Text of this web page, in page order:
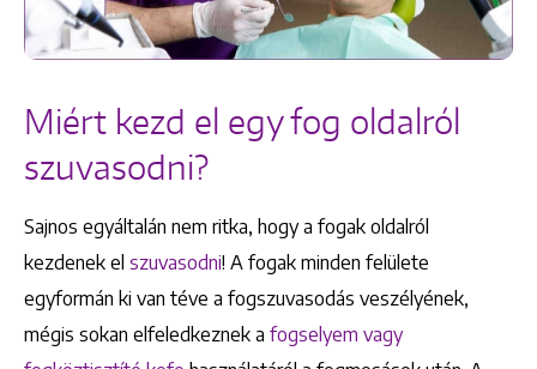
Miért kezd el egy fog oldalról
szuvasodni?
Sajnos egyáltalán nem ritka, hogy a fogak oldalról
kezdenek el szuvasodni! A fogak minden felülete
egyformán ki van téve a fogszuvasodás veszélyének,
mégis sokan elfeledkeznek a fogselyem vagy